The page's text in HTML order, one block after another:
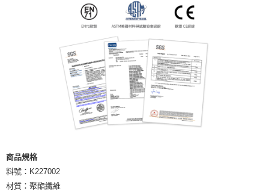
商品規格
料號：K227002
材質：聚酯纖維